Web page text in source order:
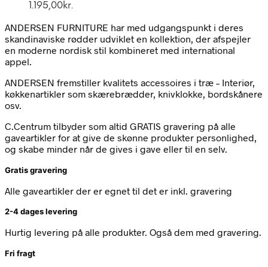
1.195,00kr.
ANDERSEN FURNITURE har med udgangspunkt i deres
skandinaviske rødder udviklet en kollektion, der afspejler
en moderne nordisk stil kombineret med international
appel.
ANDERSEN fremstiller kvalitets accessoires i træ – Interiør,
køkkenartikler som skærebrædder, knivklokke, bordskånere
osv.
C.Centrum tilbyder som altid GRATIS gravering på alle
gaveartikler for at give de skønne produkter personlighed,
og skabe minder når de gives i gave eller til en selv.
Gratis gravering
Alle gaveartikler der er egnet til det er inkl. gravering
2-4 dages levering
Hurtig levering på alle produkter. Også dem med gravering.
Fri fragt